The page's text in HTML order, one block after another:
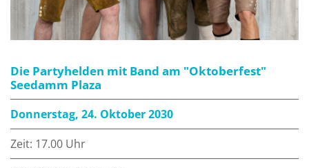
Die Partyhelden mit Band am "Oktoberfest"
Seedamm Plaza
Donnerstag, 24. Oktober 2030
Zeit: 17.00 Uhr